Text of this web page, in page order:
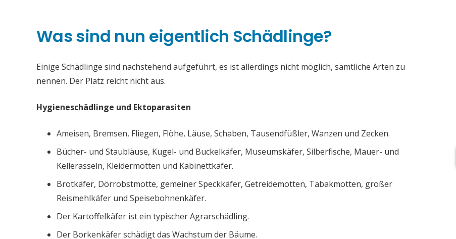
Was sind nun eigentlich Schädlinge?
Einige Schädlinge sind nachstehend aufgeführt, es ist allerdings nicht möglich, sämtliche Arten zu
nennen. Der Platz reicht nicht aus.
Hygieneschädlinge und Ektoparasiten
Ameisen, Bremsen, Fliegen, Flöhe, Läuse, Schaben, Tausendfüßler, Wanzen und Zecken.
Bücher- und Staubläuse, Kugel- und Buckelkäfer, Museumskäfer, Silberfische, Mauer- und
Kellerasseln, Kleidermotten und Kabinettkäfer.
Brotkäfer, Dörrobstmotte, gemeiner Speckkäfer, Getreidemotten, Tabakmotten, großer
Reismehlkäfer und Speisebohnenkäfer.
Der Kartoffelkäfer ist ein typischer Agrarschädling.
Der Borkenkäfer schädigt das Wachstum der Bäume.